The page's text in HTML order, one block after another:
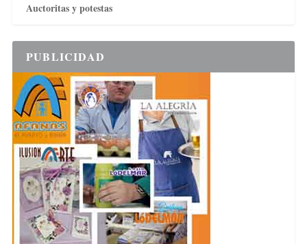
Auctoritas y potestas
PUBLICIDAD